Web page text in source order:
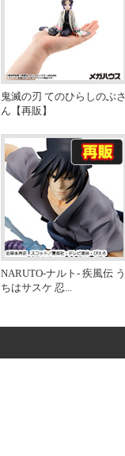
鬼滅の刃 てのひらしのぶさ
ん【再販】
NARUTO-ナルト- 疾風伝 う
ちはサスケ 忍...